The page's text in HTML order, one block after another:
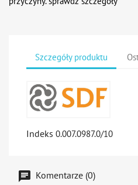
Szczegóły produktu
Indeks 0.007.0987.0/10
Komentarze (0)